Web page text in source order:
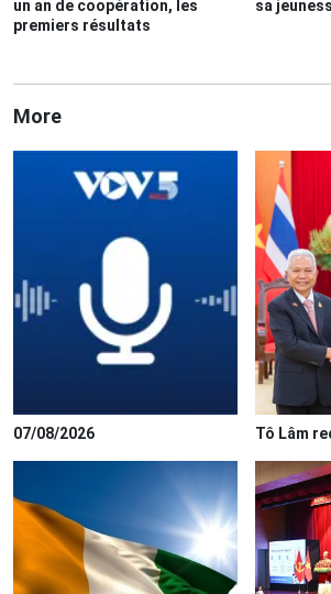
un an de coopération, les
premiers résultats
sa
More
07/08/2026 Tô Lâm